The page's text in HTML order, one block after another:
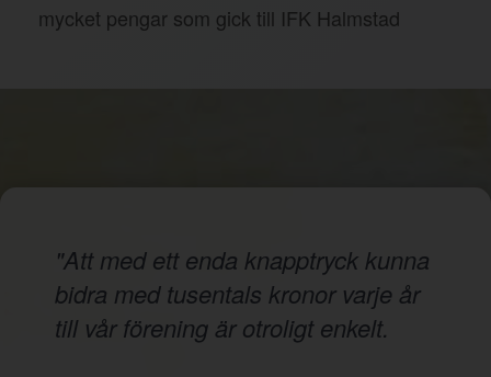
mycket pengar som gick till IFK Halmstad
"Att med ett enda knapptryck kunna
bidra med tusentals kronor varje år
till vår förening är otroligt enkelt.